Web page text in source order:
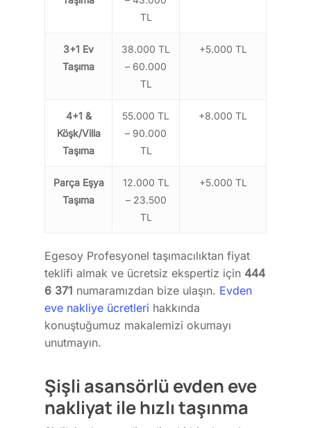
TL
3+1 Ev
Taşıma
38.000 TL
– 60.000
TL
+5.000 TL
4+1 &
Köşk/Villa
Taşıma
55.000 TL
– 90.000
TL
+8.000 TL
Parça Eşya
Taşıma
12.000 TL
– 23.500
TL
+5.000 TL
Egesoy Profesyonel taşımacılıktan fiyat
teklifi almak ve ücretsiz ekspertiz için 444
6 371 numaramızdan bize ulaşın. Evden
eve nakliye ücretleri hakkında
konuştuğumuz makalemizi okumayı
unutmayın.
Şişli asansörlü evden eve
nakliyat ile hızlı taşınma